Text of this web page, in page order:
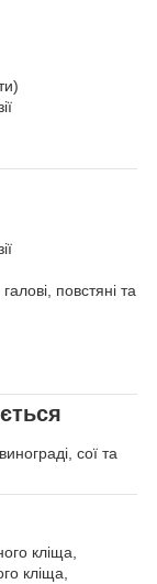
повстяні та
сої та
кліща,
кліща,